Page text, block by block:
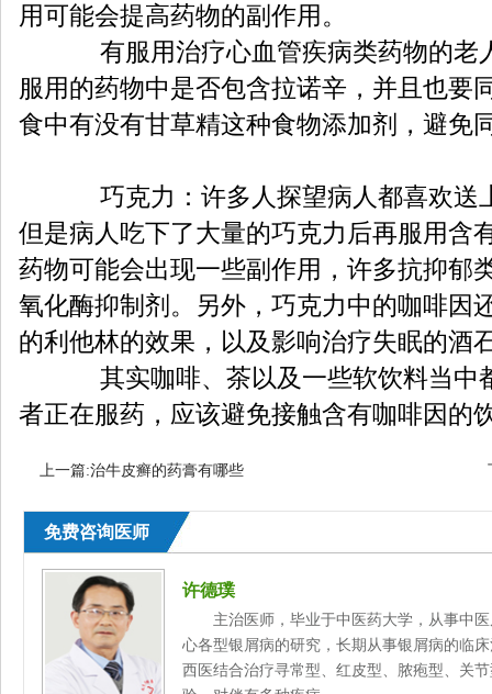
用可能会提高药物的副作用。
有服用治疗心血管疾病类药物的老
服用的药物中是否包含拉诺辛，并且也要
食中有没有甘草精这种食物添加剂，避免
巧克力：许多人探望病人都喜欢送
但是病人吃下了大量的巧克力后再服用含
药物可能会出现一些副作用，许多抗抑郁
氧化酶抑制剂。另外，巧克力中的咖啡因
的利他林的效果，以及影响治疗失眠的酒
其实咖啡、茶以及一些软饮料当中
者正在服药，应该避免接触含有咖啡因的
上一篇:治牛皮癣的药膏有哪些
免费咨询医师
许德璞
主治医师，毕业于中医药大学，从事中
心各型银屑病的研究，长期从事银屑病的临
西医结合治疗寻常型、红皮型、脓疱型、关